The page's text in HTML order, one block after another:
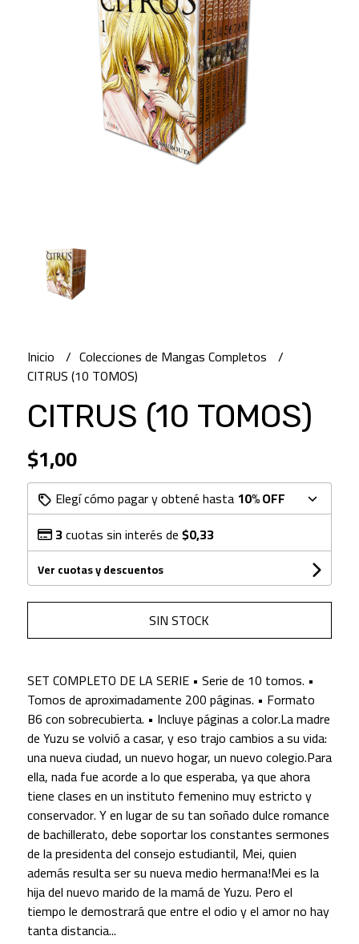
Inicio
Colecciones de Mangas Completos
CITRUS (10 TOMOS)
CITRUS (10 TOMOS)
$1,00
Elegí cómo pagar y obtené hasta 10% OFF
3cuotas sin interés de$0,33
Ver cuotas y descuentos
SIN STOCK
SET COMPLETO DE LA SERIE • Serie de 10 tomos. •
Tomos de aproximadamente 200 páginas. • Formato
B6 con sobrecubierta. • Incluye páginas a color.La madre
de Yuzu se volvió a casar, y eso trajo cambios a su vida:
una nueva ciudad, un nuevo hogar, un nuevo colegio.Para
ella, nada fue acorde a lo que esperaba, ya que ahora
tiene clases en un instituto femenino muy estricto y
conservador. Y en lugar de su tan soñado dulce romance
de bachillerato, debe soportar los constantes sermones
de la presidenta del consejo estudiantil, Mei, quien
además resulta ser su nueva medio hermana!Mei es la
hija del nuevo marido de la mamá de Yuzu. Pero el
tiempo le demostrará que entre el odio y el amor no hay
tanta distancia...